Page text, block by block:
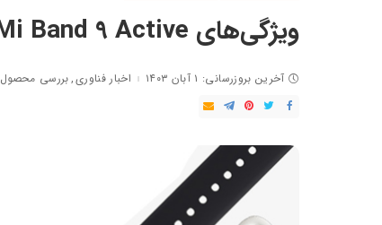
ویژگی‌های Mi Band 9 Active؛ طراحی جدید و باتری قوی‌تر
آخرین بروزرسانی: ۱ آبان ۱۴۰۳ اخبار فناوری بررسی محصول